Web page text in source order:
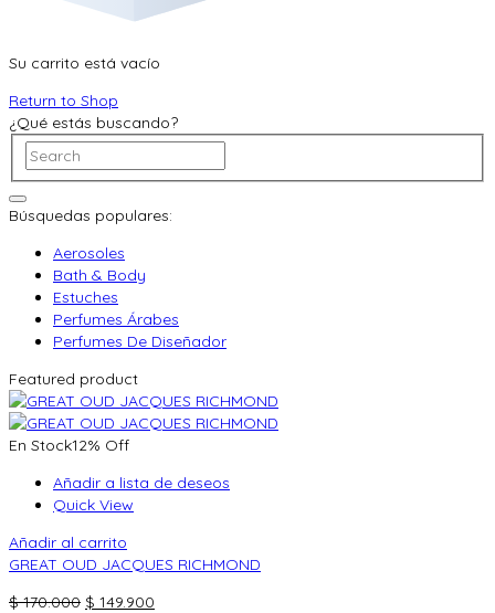
Su carrito está vacío
Return to Shop
¿Qué estás buscando?
Búsquedas populares:
Aerosoles
Bath & Body
Estuches
Perfumes Árabes
Perfumes De Diseñador
Featured product
En Stock12% Off
Añadir a lista de deseos
Quick View
Añadir al carrito
GREAT OUD JACQUES RICHMOND
$170.000 El
$ 149.900